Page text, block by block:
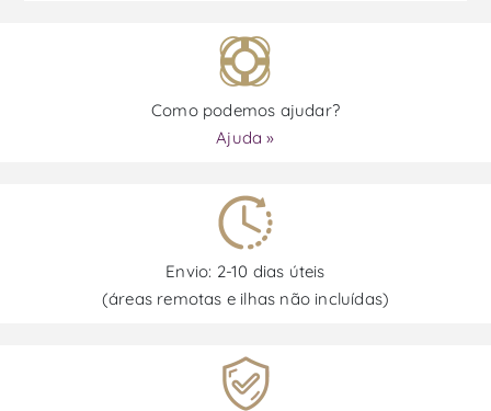
Como podemos ajudar?
Ajuda »
Envio: 2-10 dias úteis
(áreas remotas e ilhas não incluídas)